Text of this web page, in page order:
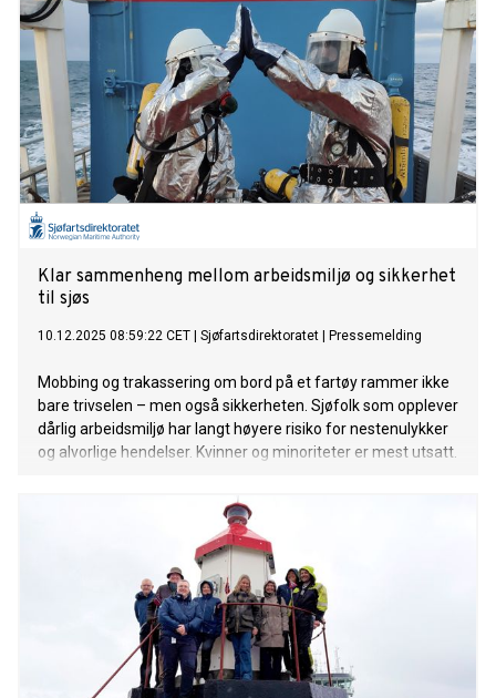
Klar sammenheng mellom arbeidsmiljø og sikkerhet
til sjøs
10.12.2025 08:59:22 CET Sjøfartsdirektoratet Pressemelding
Mobbing og trakassering om bord på et fartøy rammer ikke
bare trivselen – men også sikkerheten. Sjøfolk som opplever
dårlig arbeidsmiljø har langt høyere risiko for nestenulykker
og alvorlige hendelser. Kvinner og minoriteter er mest utsatt.